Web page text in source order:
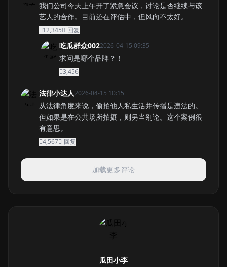
我们公司今天上午开了紧急会议，讨论是否继续与该
艺人的合作。目前还在评估中，但风向不太好。
12,345 回复
吃瓜群众0022026-04-15 09:35
求问是哪个品牌？！
3,456
法律小达人2026-04-15 10:15
从法律角度来说，偷拍他人私生活并传播是违法的。
但如果是在公共场所拍摄，则另当别论。这个案例很
有意思。
4,567 回复
加载更多评论
瓜田小李